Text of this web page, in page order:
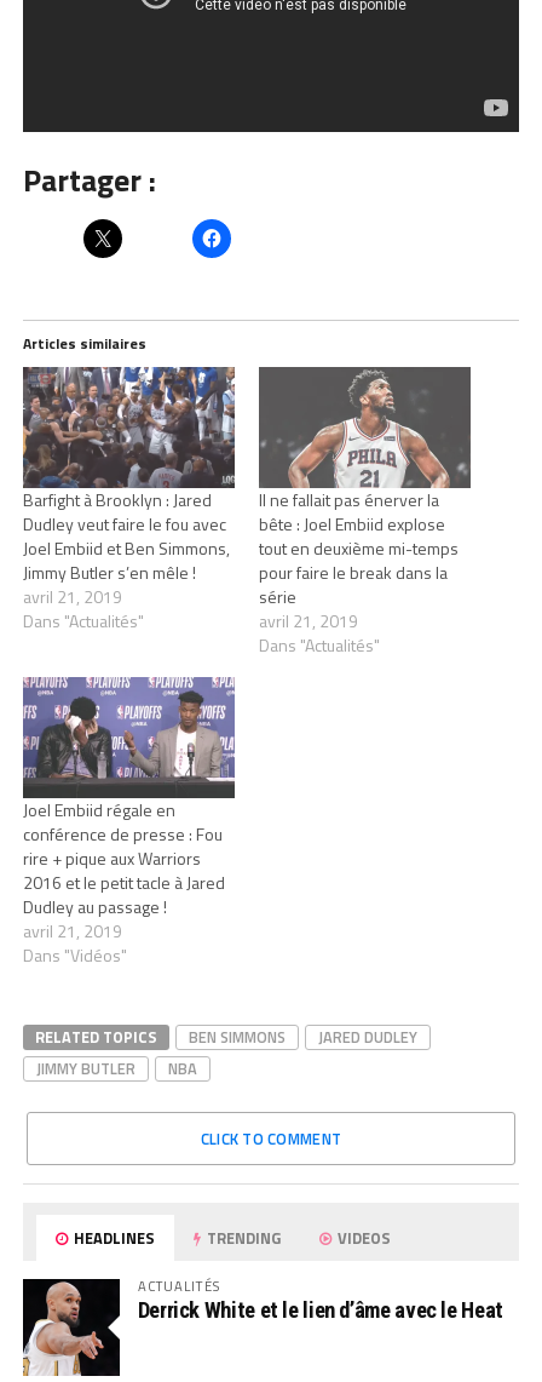
Partager :
Articles similaires
Barfight à Brooklyn : Jared
Dudley veut faire le fou avec
Joel Embiid et Ben Simmons,
Jimmy Butler s’en mêle !
avril 21, 2019
Dans "Actualités"
Il ne fallait pas énerver la
bête : Joel Embiid explose
tout en deuxième mi-temps
pour faire le break dans la
série
avril 21, 2019
Dans "Actualités"
Joel Embiid régale en
conférence de presse : Fou
rire + pique aux Warriors
2016 et le petit tacle à Jared
Dudley au passage !
avril 21, 2019
Dans "Vidéos"
RELATED TOPICS BEN SIMMONS
JARED DUDLEY
JIMMY BUTLER
NBA
CLICK TO COMMENT
HEADLINES TRENDING VIDEOS
ACTUALITÉS
Derrick White et le lien d’âme avec le Heat